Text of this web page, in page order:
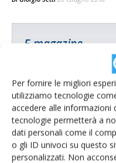
Per fornire le migliori
utilizziamo tecnologie
accedere alle informazioni
tecnologie permetterà a
dati personali come il
o gli ID univoci su questo
personalizzati. Non
E-magazine
Tecniche, prodotti e